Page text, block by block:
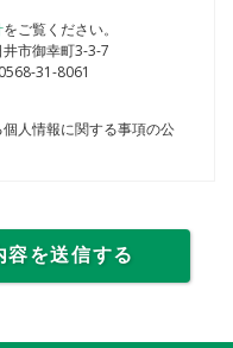
をご覧ください。
市御幸町3-3-7
31-8061
人情報に関する事項の公